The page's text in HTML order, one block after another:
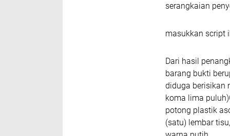
serangkaian
masukkan script
Dari hasil
barang bukti
diduga berisikan
koma lima
potong plastik
(satu) lembar